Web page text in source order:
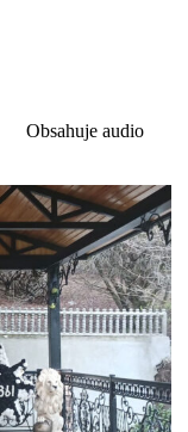
Obsahuje audio